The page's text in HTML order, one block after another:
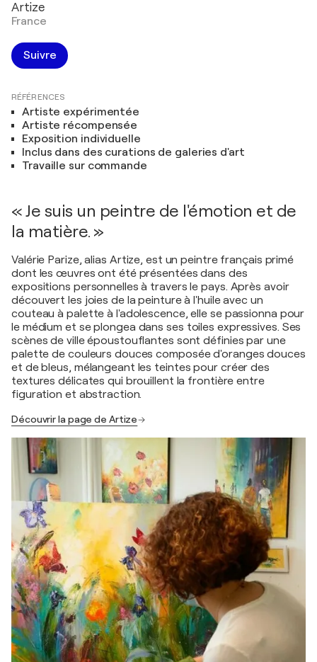
Artize
France
Suivre
RÉFÉRENCES
Artiste expérimentée
Artiste récompensée
Exposition individuelle
Inclus dans des curations de galeries d'art
Travaille sur commande
« Je suis un peintre de l'émotion et de
la matière. »
Valérie Parize, alias Artize, est un peintre français primé
dont les œuvres ont été présentées dans des
expositions personnelles à travers le pays. Après avoir
découvert les joies de la peinture à l'huile avec un
couteau à palette à l'adolescence, elle se passionna pour
le médium et se plongea dans ses toiles expressives. Ses
scènes de ville époustouflantes sont définies par une
palette de couleurs douces composée d'oranges douces
et de bleus, mélangeant les teintes pour créer des
textures délicates qui brouillent la frontière entre
figuration et abstraction.
Découvrir la page de Artize